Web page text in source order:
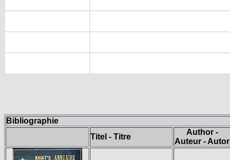
Bibliographie
Titel - Titre
Author -
Auteur - Autor